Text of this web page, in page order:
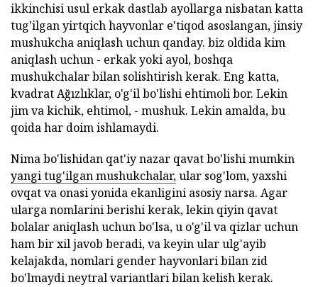
ikkinchisi usul erkak dastlab ayollarga nisbatan katta
tug'ilgan yirtqich hayvonlar e'tiqod asoslangan, jinsiy
mushukcha aniqlash uchun qanday. biz oldida kim
aniqlash uchun - erkak yoki ayol, boshqa
mushukchalar bilan solishtirish kerak. Eng katta,
kvadrat Ağızlıklar, o'g'il bo'lishi ehtimoli bor. Lekin
jim va kichik, ehtimol, - mushuk. Lekin amalda, bu
qoida har doim ishlamaydi.
Nima bo'lishidan qat'iy nazar qavat bo'lishi mumkin
yangi tug'ilgan mushukchalar,ular sog'lom, yaxshi
ovqat va onasi yonida ekanligini asosiy narsa. Agar
ularga nomlarini berishi kerak, lekin qiyin qavat
bolalar aniqlash uchun bo'lsa, u o'g'il va qizlar uchun
ham bir xil javob beradi, va keyin ular ulg'ayib
kelajakda, nomlari gender hayvonlari bilan zid
bo'lmaydi neytral variantlari bilan kelish kerak.